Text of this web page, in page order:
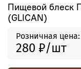
Пищевой блеск
(GLICAN)
Розничная цена:
280 ₽